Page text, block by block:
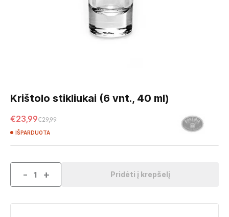
to
beginning
the
images
Krištolo stikliukai (6 vnt., 40 ml)
€23,99€29,99
IŠPARDUOTA
- + Pridėti į krepšelį